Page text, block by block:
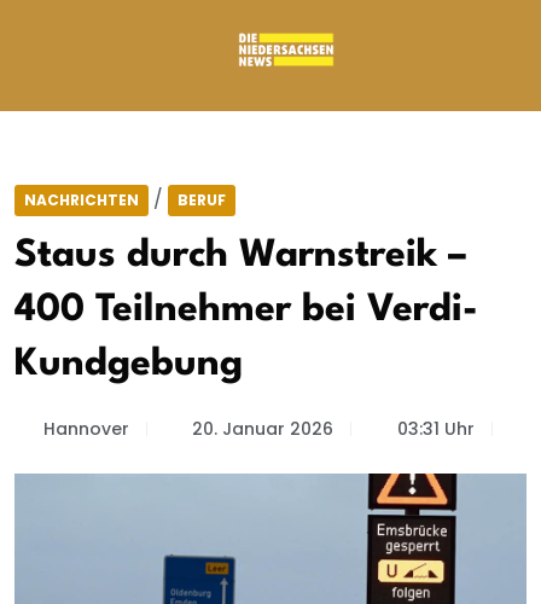
NACHRICHTEN / BERUF
Staus durch Warnstreik –
400 Teilnehmer bei Verdi-
Kundgebung
Hannover 20. Januar 2026 03:31 Uhr